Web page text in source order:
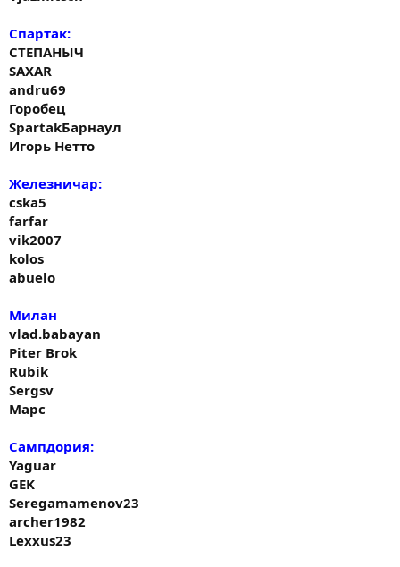
Спартак:
СТЕПАНЫЧ
SAXAR
andru69
Горобец
SpartakБарнаул
Игорь Нетто
Железничар:
cska5
farfar
vik2007
kolos
abuelo
Милан
vlad.babayan
Piter Brok
Rubik
Sergsv
Марс
Сампдория:
Yaguar
GEK
Seregamamenov23
archer1982
Lexxus23